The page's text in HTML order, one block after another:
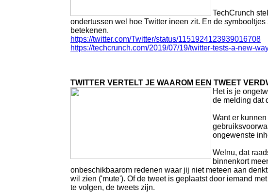
TechCrunch
ondertussen wel hoe Twitter ineen zit. En de
betekenen.
https://twitter.com/Twitter/status/1151924123939016708
https://techcrunch.com/2019/07/19/twitter-tests-a-new-
TWITTER VERTELT JE WAAROM EEN TWEET
Het is je
de melding dat
Want er
ongewenste
Welnu, dat
binnenkort
onbeschikbaarom redenen waar jij niet meteen aan
wil zien ('mute'). Of de tweet is geplaatst door iemand
te volgen, de tweets zijn.